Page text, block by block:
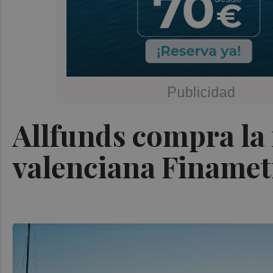
Allfunds compra
valenciana